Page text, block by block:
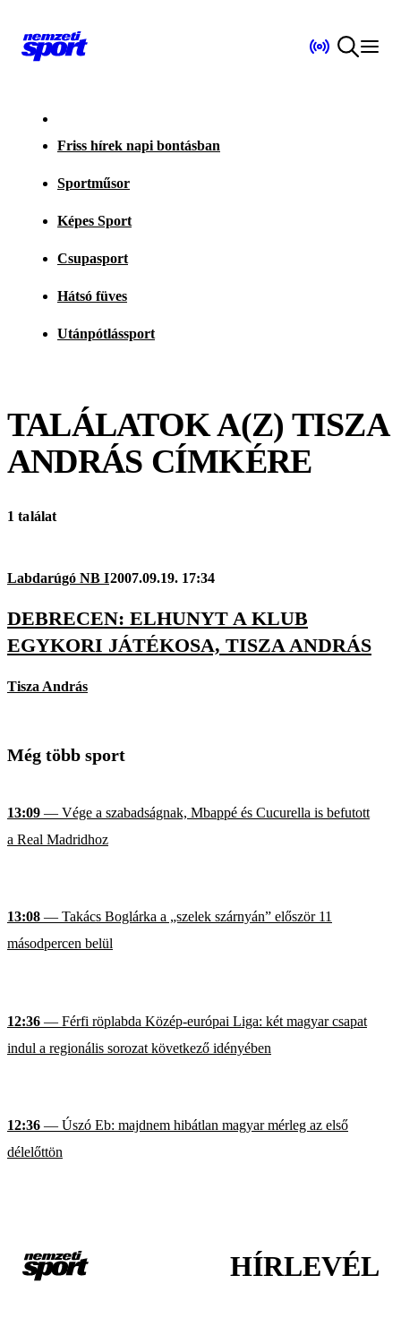
Friss hírek napi bontásban
Sportműsor
Képes Sport
Csupasport
Hátsó füves
Utánpótlássport
TALÁLATOK A(Z) TISZA
ANDRÁS CÍMKÉRE
1 találat
Labdarúgó NB I2007.09.19. 17:34
DEBRECEN: ELHUNYT A KLUB
EGYKORI JÁTÉKOSA, TISZA ANDRÁS
Tisza András
Még több sport
13:09 — Vége a szabadságnak, Mbappé és Cucurella is befutott
a Real Madridhoz
13:08 — Takács Boglárka a „szelek szárnyán” először 11
másodpercen belül
12:36 — Férfi röplabda Közép-európai Liga: két magyar csapat
indul a regionális sorozat következő idényében
12:36 — Úszó Eb: majdnem hibátlan magyar mérleg az első
délelőttön
HÍRLEVÉL